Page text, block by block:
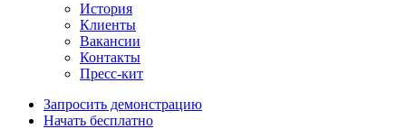
История
Клиенты
Вакансии
Контакты
Пресс-кит
Запросить демонстрацию
Начать бесплатно